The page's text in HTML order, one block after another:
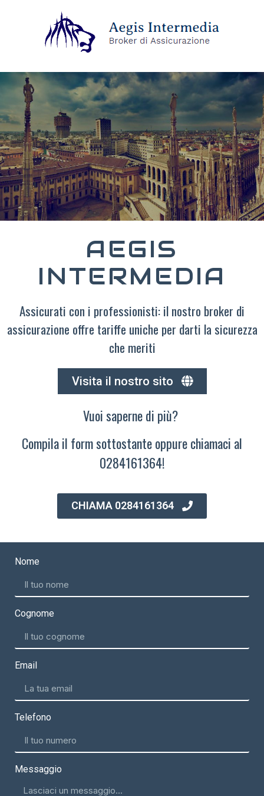
AEGIS
INTERMEDIA
Assicurati con i professionisti: il nostro broker di
assicurazione offre tariffe uniche per darti la sicurezza
che meriti
Visita il nostro sito
Vuoi saperne di più?
Compila il form sottostante oppure chiamaci al
0284161364!
CHIAMA 0284161364
Nome
Cognome
Email
Telefono
Messaggio